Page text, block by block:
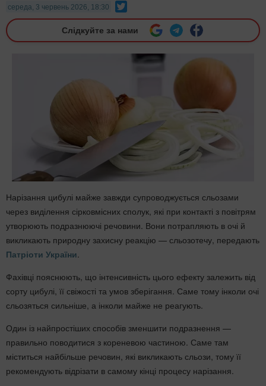
середа, 3 червень 2026, 18:30
Слідкуйте за нами
Нарізання цибулі майже завжди супроводжується сльозами
через виділення сірковмісних сполук, які при контакті з повітрям
утворюють подразнюючі речовини. Вони потрапляють в очі й
викликають природну захисну реакцію — сльозотечу, передають
Патріоти України
Фахівці пояснюють, що інтенсивність цього ефекту залежить від
сорту цибулі, її свіжості та умов зберігання. Саме тому інколи очі
сльозяться сильніше, а інколи майже не реагують.
Один із найпростіших способів зменшити подразнення —
правильно поводитися з кореневою частиною. Саме там
міститься найбільше речовин, які викликають сльози, тому її
рекомендують відрізати в самому кінці процесу нарізання.